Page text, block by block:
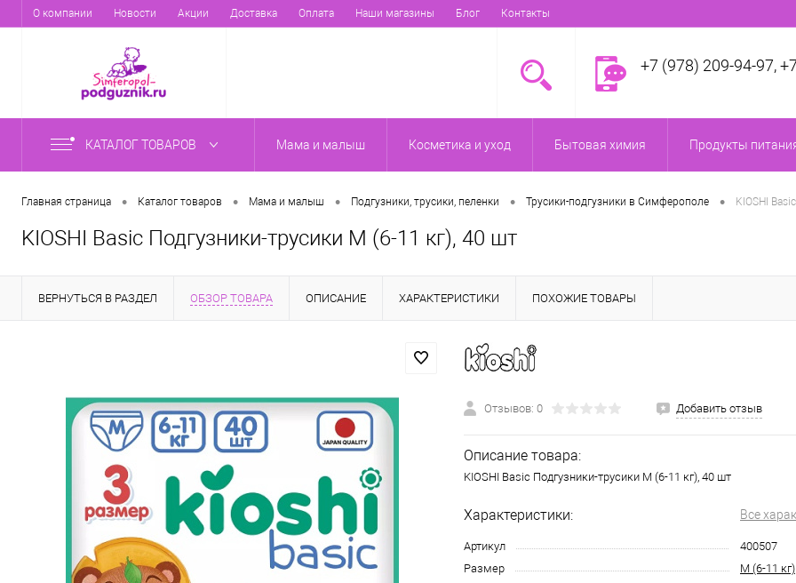
О компании Новости Акции Доставка Оплата Наши магазины Блог Контакты
+7 (978) 209-94-97,
КАТАЛОГ ТОВАРОВ Мама и малыш Косметика и уход Бытовая химия Продукты
Главная страница • Каталог товаров • Мама и малыш • Подгузники, трусики, пеленки • Трусики-подгузники в Симферополе • KIOSHI
KIOSHI Basic Подгузники-трусики M (6-11 кг), 40 шт
ВЕРНУТЬСЯ В РАЗДЕЛ ОБЗОР ТОВАРА ОПИСАНИЕ ХАРАКТЕРИСТИКИ ПОХОЖИЕ ТОВАРЫ
Отзывов: 0 Добавить отзыв
Описание товара:
KIOSHI Basic Подгузники-трусики M (6-11 кг), 40 шт
Характеристики: Все
Артикул
400507
Размер
M (6-11 кг)